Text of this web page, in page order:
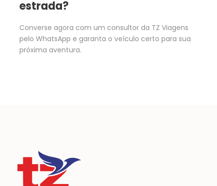
estrada?
Converse agora com um consultor da TZ Viagens
pelo WhatsApp e garanta o veículo certo para sua
próxima aventura.